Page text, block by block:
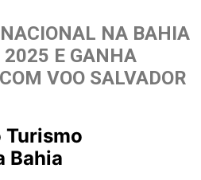
NA BAHIA
2025 E GANHA
VOO SALVADOR
Turismo
Bahia